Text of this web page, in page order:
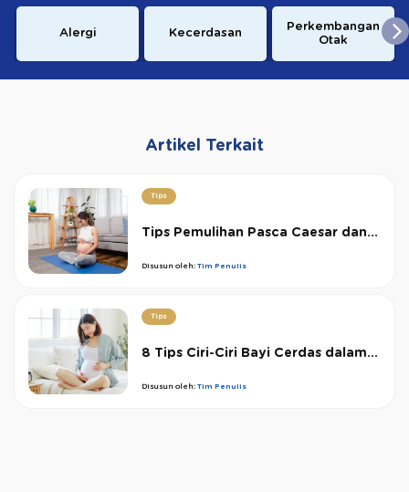
Alergi Kecerdasan
Perkembangan
Otak
Artikel Terkait
Tips
Tips Pemulihan Pasca Caesar dan...
Disusun oleh: Tim Penulis
Tips
8 Tips Ciri-Ciri Bayi Cerdas dalam...
Disusun oleh: Tim Penulis